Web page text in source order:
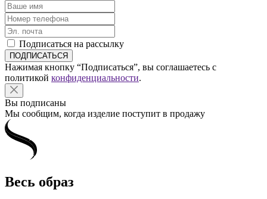
Подписаться на рассылку
Нажимая кнопку “Подписаться”, вы соглашаетесь с
политикой конфиденциальности.
Вы подписаны
Мы сообщим, когда изделие поступит в продажу
Весь образ